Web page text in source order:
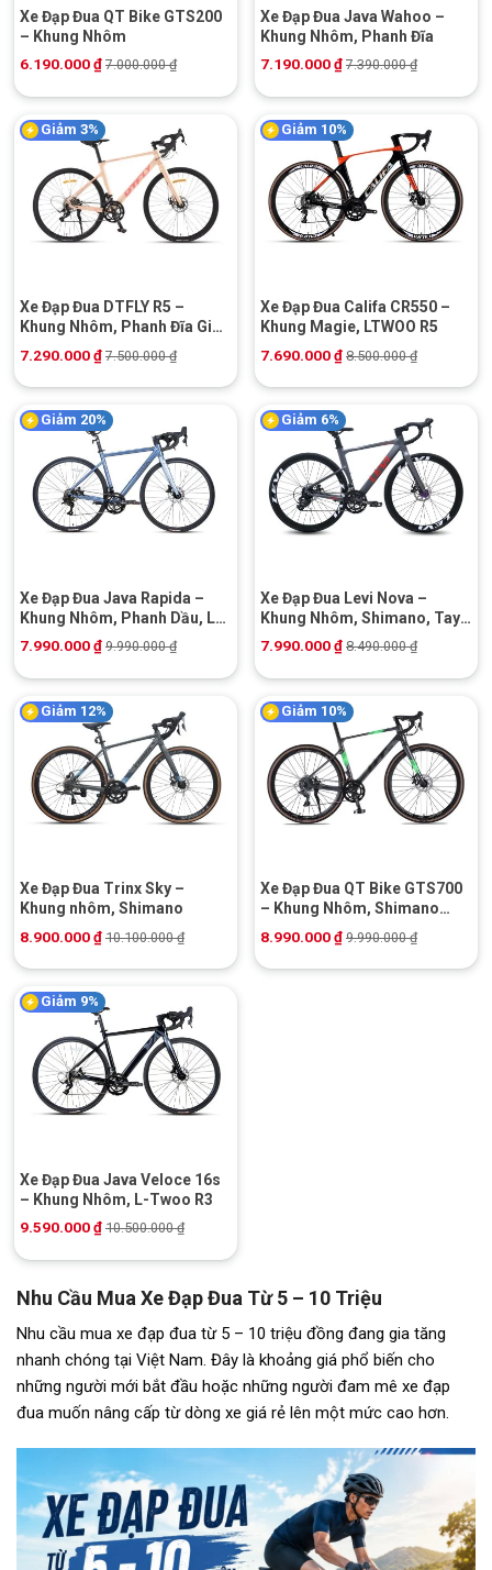
Xe Đạp Đua QT Bike GTS200
– Khung Nhôm
6.190.000₫ 7.000.000₫
Xe Đạp Đua Java Wahoo –
Khung Nhôm, Phanh Đĩa
7.190.000₫ 7.390.000₫
Giảm 3%
Xe Đạp Đua DTFLY R5 –
Khung Nhôm, Phanh Đĩa Giá
Rẻ
7.290.000₫ 7.500.000₫
Giảm 10%
Xe Đạp Đua Califa CR550 –
Khung Magie, LTWOO R5
7.690.000₫ 8.500.000₫
Giảm 20%
Xe Đạp Đua Java Rapida –
Khung Nhôm, Phanh Dầu, L-
Twoo
7.990.000₫ 9.990.000₫
Giảm 6%
Xe Đạp Đua Levi Nova –
Khung Nhôm, Shimano, Tay
Đề Lắc
7.990.000₫ 8.490.000₫
Giảm 12%
Xe Đạp Đua Trinx Sky –
Khung nhôm, Shimano
8.900.000₫ 10.100.000₫
Giảm 10%
Xe Đạp Đua QT Bike GTS700
– Khung Nhôm, Shimano
Claris
8.990.000₫ 9.990.000₫
Giảm 9%
Xe Đạp Đua Java Veloce 16s
– Khung Nhôm, L-Twoo R3
9.590.000₫ 10.500.000₫
Nhu Cầu Mua Xe Đạp Đua Từ 5 – 10 Triệu
Nhu cầu mua xe đạp đua từ 5 – 10 triệu đồng đang gia tăng
nhanh chóng tại Việt Nam. Đây là khoảng giá phổ biến cho
những người mới bắt đầu hoặc những người đam mê xe đạp
đua muốn nâng cấp từ dòng xe giá rẻ lên một mức cao hơn.